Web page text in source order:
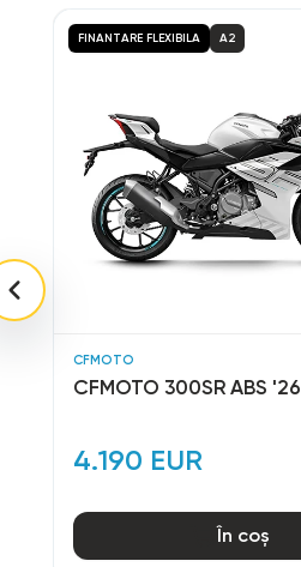
CFMOTO
CFMOTO 300SR ABS '26
4.190 EUR
FINANTARE FLEXIBILA A2
În coș